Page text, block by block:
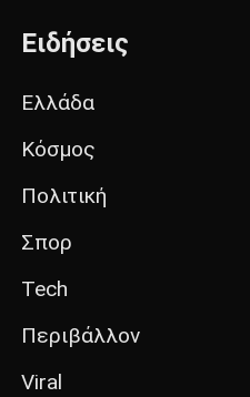
Ειδήσεις
Ελλάδα
Κόσμος
Πολιτική
Σπορ
Tech
Περιβάλλον
Viral